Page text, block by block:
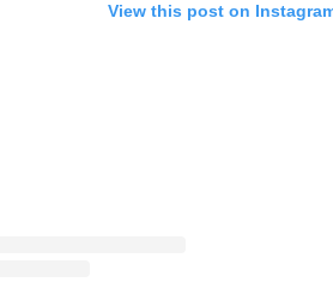
View this post on